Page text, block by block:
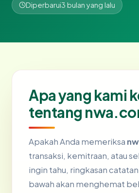
Diperbarui3 bulan yang lalu
Apa yang kami
tentang
Apakah Anda memeriksa
transaksi, kemitraan, atau
ingin tahu, ringkasan
bawah akan menghemat